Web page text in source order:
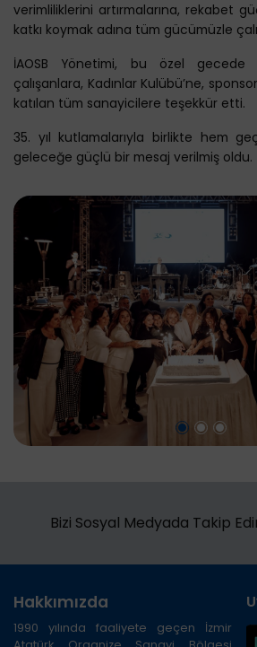
verimliliklerini artırmalarına, rekabet
katkı koymak adına tüm gücümüzle
İAOSB Yönetimi, bu özel
çalışanlara, Kadınlar Kulübü’ne,
katılan tüm sanayicilere teşekkür etti.
35. yıl kutlamalarıyla birlikte hem
geleceğe güçlü bir mesaj verilmiş oldu.
Bizi Sosyal Medyada Takip
Hakkımızda
1990 yılında faaliyete geçen İzmir